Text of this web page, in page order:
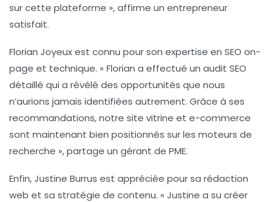
sur cette plateforme », affirme un entrepreneur
satisfait.
Florian Joyeuxest connu pour son expertise en SEO on-
page et technique. « Florian a effectué un audit SEO
détaillé qui a révélé des opportunités que nous
n’aurions jamais identifiées autrement. Grâce à ses
recommandations, notre site vitrine et e-commerce
sont maintenant bien positionnés sur les moteurs de
recherche », partage un gérant de PME.
Enfin,Justine Burrus est appréciée pour sa rédaction
web et sa stratégie de contenu. « Justine a su créer